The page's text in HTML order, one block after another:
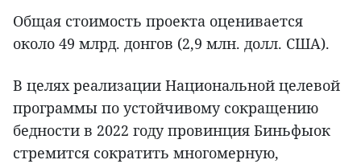
Общая стоимость проекта оценивается
около 49 млрд. донгов (2,9 млн. долл. США).
В целях реализации Национальной целевой
программы по устойчивому сокращению
бедности в 2022 году провинция Биньфыок
стремится сократить многомерную,